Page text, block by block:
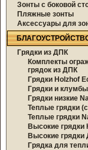
Зонты с боковой
Пляжные зонты
Аксессуары для
Грядки из ДПК
Комплекты
грядок из ДПК
Грядки Holzhof
Грядки и
Грядки низкие
Теплые грядки
Теплые грядки
Высокие грядки
Высокие грядки
Грядка для